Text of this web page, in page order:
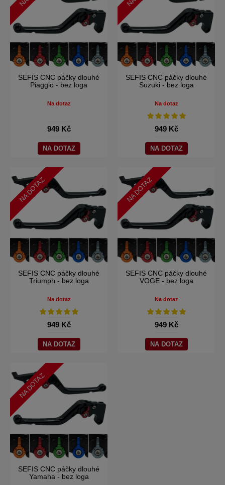
SEFIS CNC páčky dlouhé
Piaggio - bez loga
Na dotaz
949 Kč
NA DOTAZ
SEFIS CNC páčky dlouhé
Suzuki - bez loga
Na dotaz
949 Kč
NA DOTAZ
NA DOTAZ
SEFIS CNC páčky dlouhé
Triumph - bez loga
Na dotaz
949 Kč
NA DOTAZ
NA DOTAZ
SEFIS CNC páčky dlouhé
VOGE - bez loga
Na dotaz
949 Kč
NA DOTAZ
NA DOTAZ
SEFIS CNC páčky dlouhé
Yamaha - bez loga